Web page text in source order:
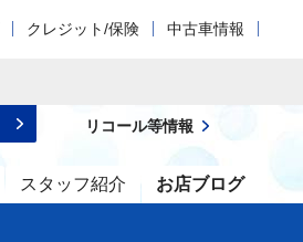
クレジット/保険 中古車情報
スタッフ紹介 お店ブログ
リコール等情報